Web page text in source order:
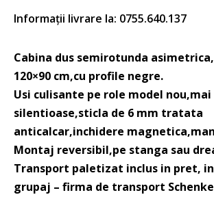
Informații livrare la: 0755.640.137
Cabina dus semirotunda
120×90 cm,cu profile negre.
Usi culisante pe role model nou,mai
silentioase,sticla de 6 mm tratata
anticalcar,inchidere
Montaj reversibil,pe stanga sau
Transport paletizat inclus in pret,
grupaj – firma de transport